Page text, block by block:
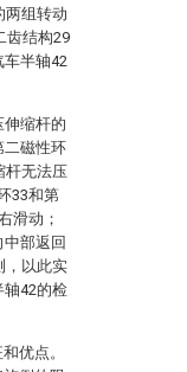
两组转动
齿结构29
车半轴42
伸缩杆的
二磁性环
杆无法压
33和第
滑动；
部返回
，以此实
轴42的检
优点。